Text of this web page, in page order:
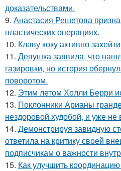
доказательствами.
9. Анастасия Решетова
пластических операциях.
10. Клаву коку активно
11. Девушка заявила, что
газировки, но история
поворотом.
12. Этим летом Холли Берри
13. Поклонники Арианы
нездоровой худобой, и уже не
14. Демонстрируя завидную
ответила на критику своей
подписчикам о важности
15. Как улучшить